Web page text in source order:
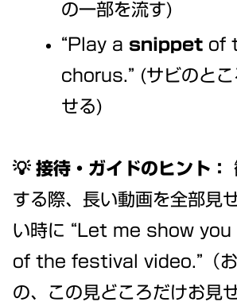
の一部を流す)
“Play a snippetof
chorus.” (サビのとこ
せる)
💡 接待・ガイドのヒント：
する際、長い動画を全部見
い時に “Let me show you
of the festival video.”（お
の、この見どころだけお見